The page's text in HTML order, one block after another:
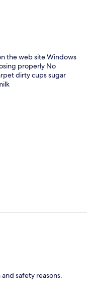
the web site Windows
properly No
dirty cups sugar
safety reasons.